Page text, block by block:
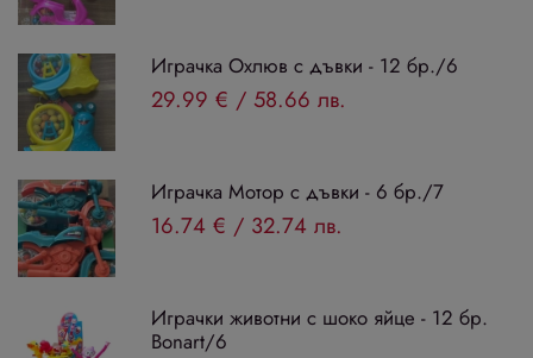
Играчка Охлюв с дъвки - 12 бр./6
29.99 € / 58.66 лв.
Играчка Мотор с дъвки - 6 бр./7
16.74 € / 32.74 лв.
Играчки животни с шоко яйце - 12 бр.
Bonart/6